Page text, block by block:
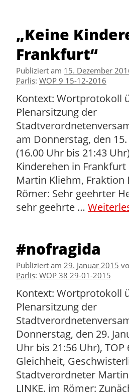
„Keine
Frankfurt“
Publiziert am 15. Dezember
Parlis: WOP 9 15-12-2016
Kontext: Wortprotokoll
Plenarsitzung der
am Donnerstag, den
(16.00 Uhr bis 21:43
Kinderehen in
Martin Kliehm, Fraktion
Römer: Sehr geehrter
sehr geehrte …
#nofragida
Publiziert am 29. Januar 2015
Parlis: WOP 38 29-01-2015
Kontext: Wortprotokoll
Plenarsitzung der
Donnerstag, den 29.
Uhr bis 21:56 Uhr), TOP
Gleichheit,
Stadtverordneter
LINKE. im Römer: